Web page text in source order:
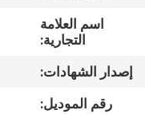
معلومات
جولة
اسم العلامة
التجارية:
إصدار الشهادات:
رقم الموديل: